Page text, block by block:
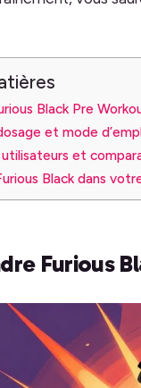
Black Pre
et mode
et
Black dans
Furious